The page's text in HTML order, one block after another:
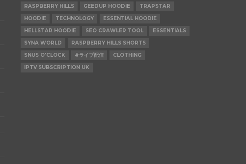
RASPBERRY HILLS
GEEDUP HOODIE
TRAPSTAR
HOODIE
TECHNOLOGY
ESSENTIAL HOODIE
HELLSTAR HOODIE
SEO CRAWLER TOOL
ESSENTIALS
SYNA WORLD
RASPBERRY HILLS SHORTS
SNUS O'CLOCK
#ライブ配信
CLOTHING
IPTV SUBSCRIPTION UK